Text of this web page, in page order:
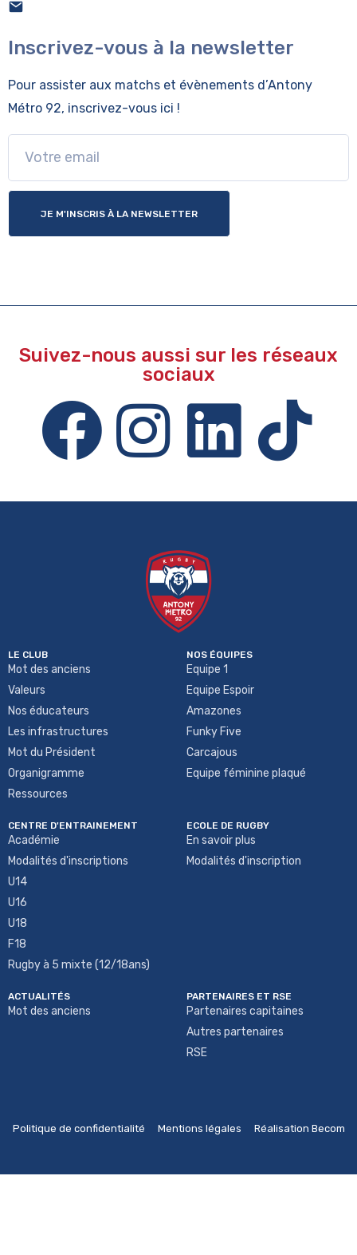
Inscrivez-vous à la newsletter
Pour assister aux matchs et évènements d’Antony
Métro 92, inscrivez-vous ici !
JE M'INSCRIS À LA NEWSLETTER
Suivez-nous aussi sur les réseaux
sociaux
LE CLUB
Mot des anciens
Valeurs
Nos éducateurs
Les infrastructures
Mot du Président
Organigramme
Ressources
NOS ÉQUIPES
Equipe 1
Equipe Espoir
Amazones
Funky Five
Carcajous
Equipe féminine plaqué
CENTRE D'ENTRAINEMENT
Académie
Modalités d'inscriptions
U14
U16
U18
F18
Rugby à 5 mixte (12/18ans)
ECOLE DE RUGBY
En savoir plus
Modalités d'inscription
ACTUALITÉS
Mot des anciens
PARTENAIRES ET RSE
Partenaires capitaines
Autres partenaires
RSE
Politique de confidentialité Mentions légales Réalisation Becom